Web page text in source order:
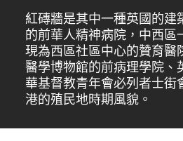
紅磚牆是其中一種英國的建
的前華人精神病院，中西區
現為西區社區中心的贊育醫
醫學博物館的前病理學院、
華基督教青年會必列者士街
港的殖民地時期風貌。